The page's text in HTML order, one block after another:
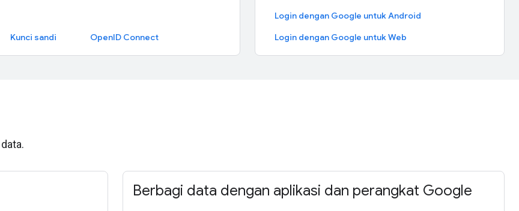
Kunci sandi OpenID Connect
Login dengan Google untuk Android
Login dengan Google untuk Web
Berbagi data dengan aplikasi dan perangkat Google